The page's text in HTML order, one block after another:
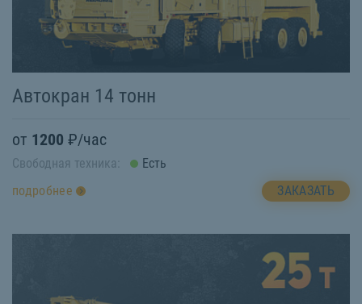
Автокран 14 тонн
от 1200 ₽/час
Свободная техника:
Есть
подробнее
ЗАКАЗАТЬ